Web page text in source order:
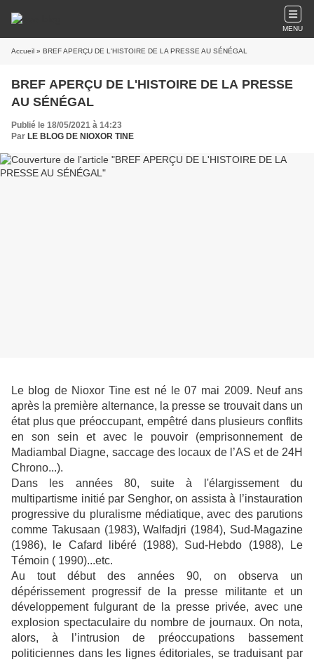
MENU
Accueil » BREF APERÇU DE L'HISTOIRE DE LA PRESSE AU SÉNÉGAL
BREF APERÇU DE L'HISTOIRE DE LA PRESSE
AU SÉNÉGAL
Publié le 18/05/2021 à 14:23
Par LE BLOG DE NIOXOR TINE
Le blog de Nioxor Tine est né le 07 mai 2009. Neuf ans
après la première alternance, la presse se trouvait dans un
état plus que préoccupant, empêtré dans plusieurs conflits
en son sein et avec le pouvoir (emprisonnement de
Madiambal Diagne, saccage des locaux de l’AS et de 24H
Chrono...).
Dans les années 80, suite à l'élargissement du
multipartisme initié par Senghor, on assista à l’instauration
progressive du pluralisme médiatique, avec des parutions
comme Takusaan (1983), Walfadjri (1984), Sud-Magazine
(1986), le Cafard libéré (1988), Sud-Hebdo (1988), Le
Témoin ( 1990)...etc.
Au tout début des années 90, on observa un
dépérissement progressif de la presse militante et un
développement fulgurant de la presse privée, avec une
explosion spectaculaire du nombre de journaux. On nota,
alors, à l’intrusion de préoccupations bassement
politiciennes dans les lignes éditoriales, se traduisant par